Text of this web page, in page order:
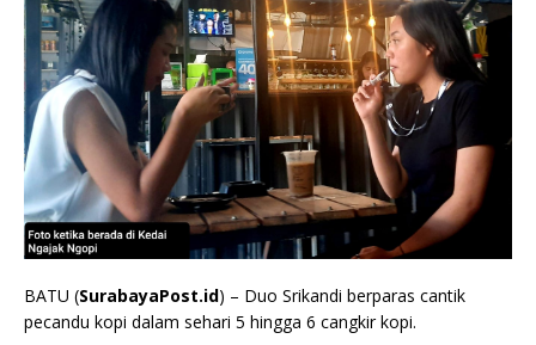
BATU (SurabayaPost.id) – Duo Srikandi berparas cantik
pecandu kopi dalam sehari 5 hingga 6 cangkir kopi.